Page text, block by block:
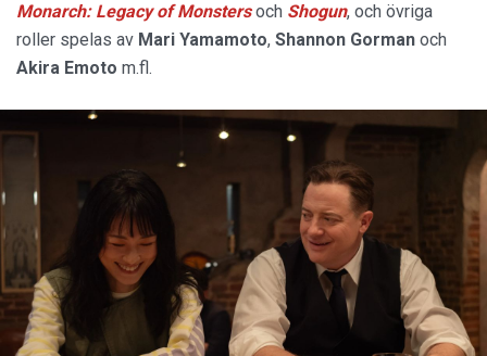
Monarch: Legacy of Monstersoch Shogun, och övriga
roller spelas av Mari Yamamoto, Shannon Gorman och
Akira Emoto m.fl.